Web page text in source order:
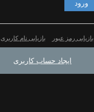
ورود
بازیابی رمز عبور بازیابی نام کاربری
ایجاد حساب کاربری